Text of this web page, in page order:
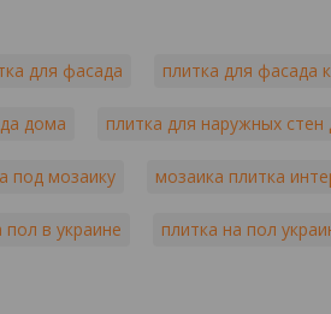
для фасада плитка для фасада
дома плитка для наружных
под мозаику мозаика плитка
пол в украине плитка на пол